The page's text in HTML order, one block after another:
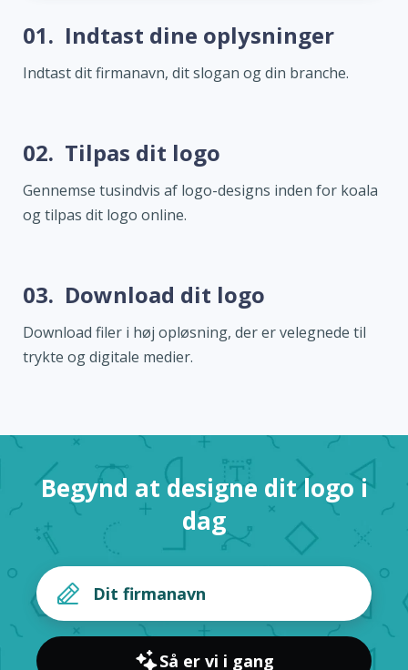
01. Indtast dine oplysninger
Indtast dit firmanavn, dit slogan og din branche.
02. Tilpas dit logo
Gennemse tusindvis af logo-designs inden for koala
og tilpas dit logo online.
03. Download dit logo
Download filer i høj opløsning, der er velegnede til
trykte og digitale medier.
Begynd at designe dit logo i
dag
Så er vi i gang